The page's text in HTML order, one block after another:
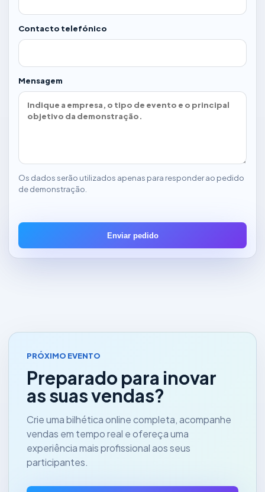
Contacto telefónico
Mensagem
Os dados serão utilizados apenas para responder ao pedido
de demonstração.
Enviar pedido
PRÓXIMO EVENTO
Preparado para inovar
as suas vendas?
Crie uma bilhética online completa, acompanhe
vendas em tempo real e ofereça uma
experiência mais profissional aos seus
participantes.